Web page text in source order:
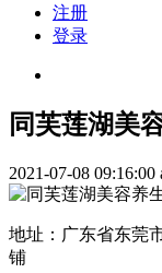
注册
登录
同芙莲湖美
2021-07-08 09:16:00
地址：广东省东莞
铺